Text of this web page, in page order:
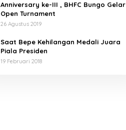
Anniversary ke-III , BHFC Bungo Gelar
Open Turnament
26 Agustus 2019
Saat Bepe Kehilangan Medali Juara
Piala Presiden
19 Februari 2018